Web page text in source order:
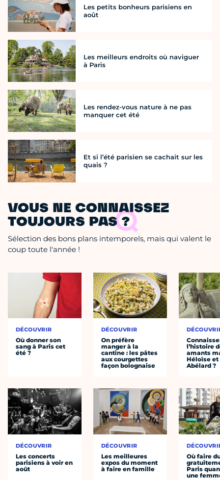
Les petits bonheurs parisiens en
août
Les meilleurs endroits où naviguer
à Paris
Les rendez-vous nature à ne pas
manquer cet été
Et si l’été parisien se cachait sur les
quais ?
VOUS NE CONNAISSEZ
TOUJOURS PAS ?
Sélection des bons plans intemporels, mais qui valent le
coup toute l'année !
DÉCOUVRIR
Où donner son
sang à Paris cet
été ?
DÉCOUVRIR
Les concerts
parisiens à voir en
août
DÉCOUVRIR
On préfère
manger à la
cantine : les pâtes
aux courgettes
façon bolognaise
DÉCOUVRIR
Les meilleures
expos du moment
à faire en famille
l’histoire
amants
Héloïse et
Abélard ?
Où faire
Paris
une